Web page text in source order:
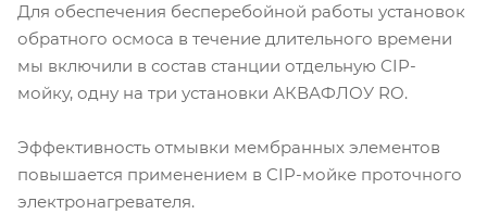
Для обеспечения бесперебойной работы установок
обратного осмоса в течение длительного времени
мы включили в состав станции отдельную CIP-
мойку, одну на три установки АКВАФЛОУ RO.
Эффективность отмывки мембранных элементов
повышается применением в CIP-мойке проточного
электронагревателя.